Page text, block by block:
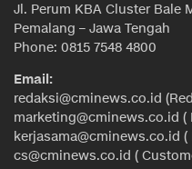
Jl. Perum KBA Cluster Bale
Pemalang – Jawa Tengah
Phone: 0815 7548 4800
Email:
redaksi@cminews.co.id
marketing@cminews.co.id (
kerjasama@cminews.co.id (
cs@cminews.co.id (